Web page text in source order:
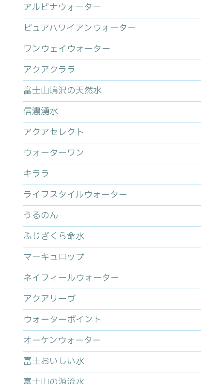
アルピナウォーター
ピュアハワイアンウォーター
ワンウェイウォーター
アクアクララ
富士山鳴沢の天然水
信濃湧水
アクアセレクト
ウォーターワン
キララ
ライフスタイルウォーター
うるのん
ふじざくら命水
マーキュロップ
ネイフィールウォーター
アクアリーヴ
ウォーターポイント
オーケンウォーター
富士おいしい水